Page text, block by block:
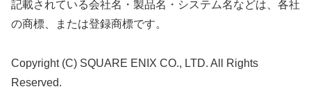
記載されている会社名・製品名・システム名などは、各社
の商標、または登録商標です。
Copyright (C) SQUARE ENIX CO., LTD. All Rights
Reserved.